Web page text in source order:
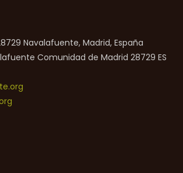
Navalafuente, Madrid, España
Comunidad de Madrid 28729 ES